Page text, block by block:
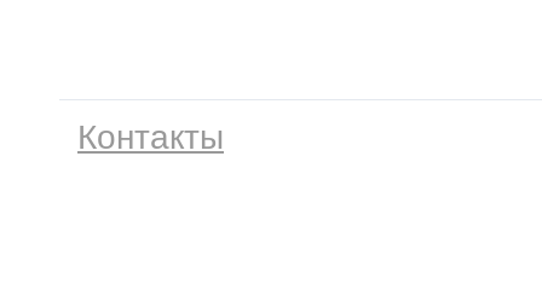
Контакты